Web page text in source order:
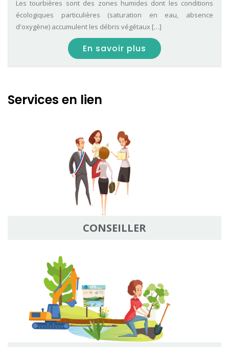
Les tourbières sont des zones humides dont les conditions
écologiques particulières (saturation en eau, absence
d'oxygène) accumulent les débris végétaux […]
En savoir plus
Services en lien
CONSEILLER